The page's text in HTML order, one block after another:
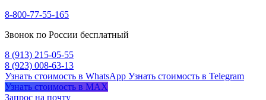
8-800-77-55-165
Звонок по России бесплатный
8 (913) 215-05-55
8 (923) 008-63-13
Узнать стоимость в WhatsApp Узнать стоимость в Telegram
Узнать стоимость в MAX
Запрос на почту